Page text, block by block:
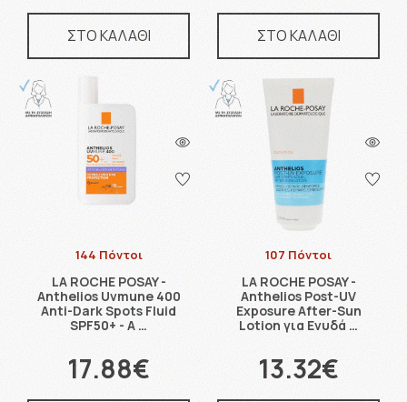
ΣΤΟ ΚΑΛΑΘΙ ΣΤΟ ΚΑΛΑΘΙ
144 Πόντοι
LA ROCHE POSAY -
Anthelios Uvmune 400
Anti-Dark Spots Fluid
SPF50+ - Α …
17.88€
107 Πόντοι
LA ROCHE POSAY -
Anthelios Post-UV
Exposure After-Sun
Lotion για Eνυδά …
13.32€